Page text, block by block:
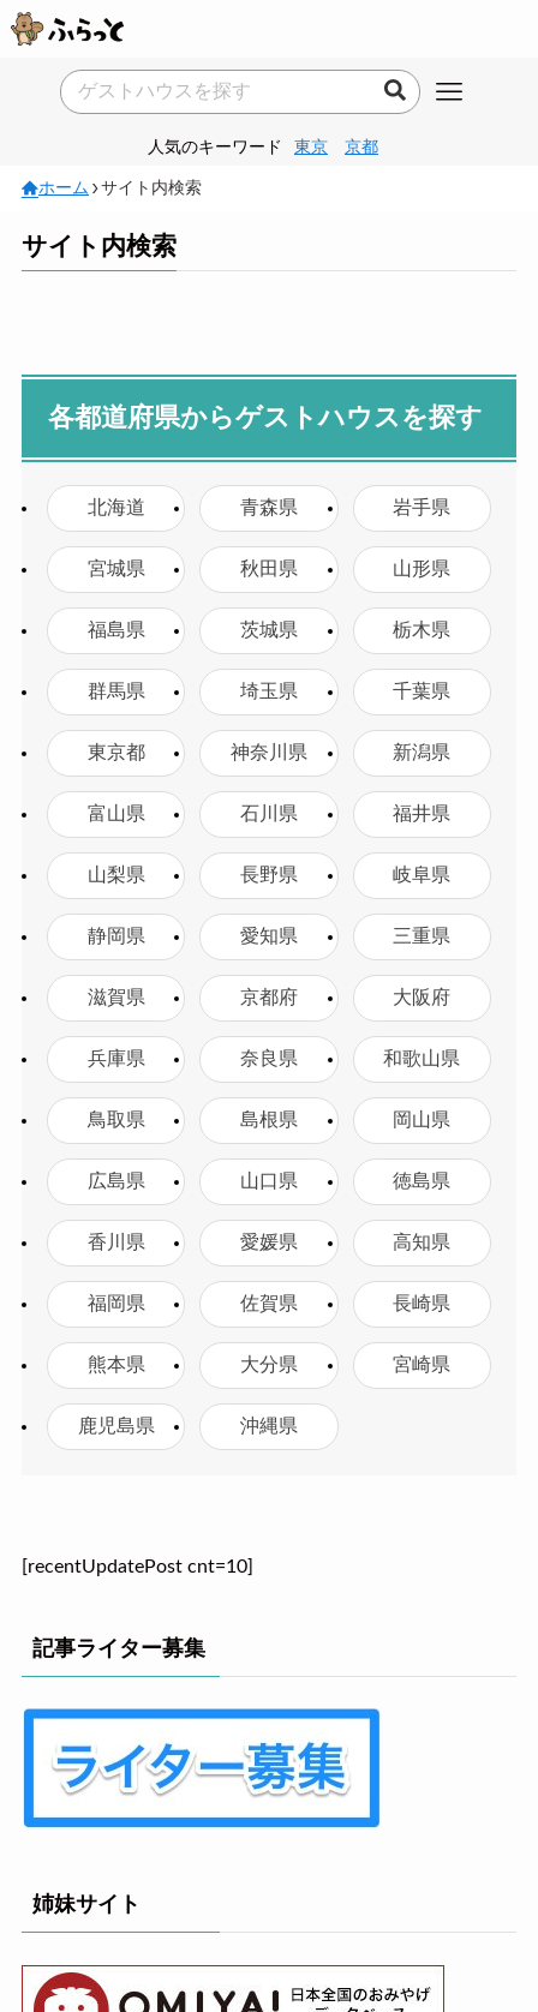
人気のキーワード 東京 京都
ホーム サイト内検索
サイト内検索
各都道府県からゲストハウスを探す
北海道 青森県 岩手県
宮城県 秋田県 山形県
福島県 茨城県 栃木県
群馬県 埼玉県 千葉県
東京都 神奈川県 新潟県
富山県 石川県 福井県
山梨県 長野県 岐阜県
静岡県 愛知県 三重県
滋賀県 京都府 大阪府
兵庫県 奈良県 和歌山県
鳥取県 島根県 岡山県
広島県 山口県 徳島県
香川県 愛媛県 高知県
福岡県 佐賀県 長崎県
熊本県 大分県 宮崎県
鹿児島県 沖縄県
[recentUpdatePost cnt=10]
記事ライター募集
姉妹サイト